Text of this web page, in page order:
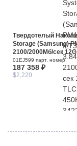
Твердотелый
Storage (Samsung)
2100/2000Мб/сек
IOPS 3422TBW MBTF
V5000 Gen1(01EJ599)
01EJ599 парт. номер
187 358 ₽
$2,220